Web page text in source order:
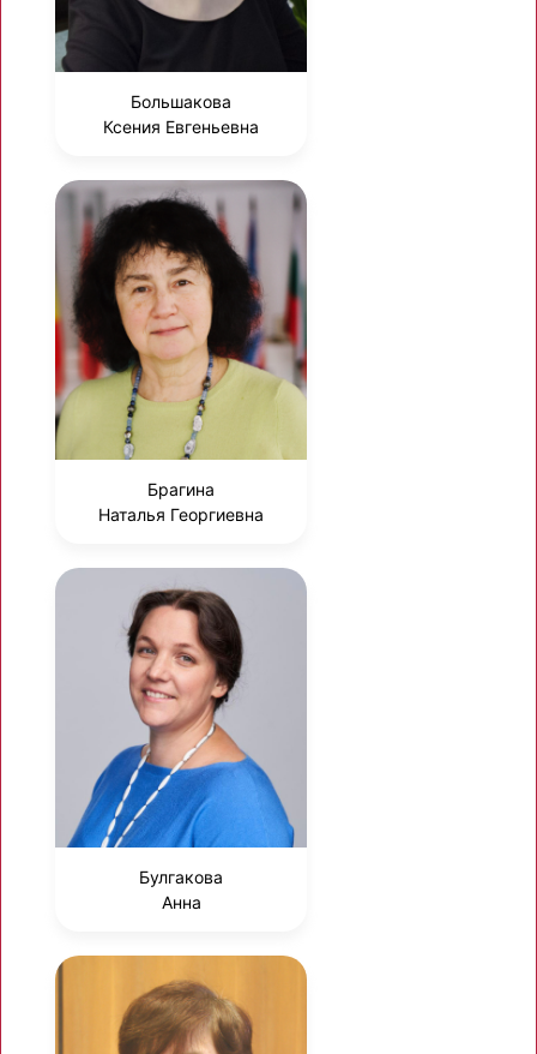
Большакова
Ксения Евгеньевна
Брагина
Наталья Георгиевна
Булгакова
Анна